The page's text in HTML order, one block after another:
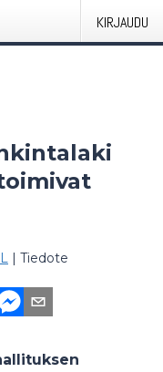
KIRJAUDU
| Tiedote